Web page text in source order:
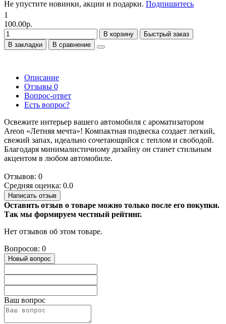
Не упустите новинки, акции и подарки. Подпишитесь
1
100.00р.
В корзину
Быстрый заказ
В закладки
В сравнение
Описание
Отзывы 0
Вопрос-ответ
Есть вопрос?
Освежите интерьер вашего автомобиля с ароматизатором
Areon «Летняя мечта»! Компактная подвеска создает легкий,
свежий запах, идеально сочетающийся с теплом и свободой.
Благодаря минималистичному дизайну он станет стильным
акцентом в любом автомобиле.
Отзывов: 0
Средняя оценка: 0.0
Написать отзыв
Оставить отзыв о товаре можно только после его покупки.
Так мы формируем честный рейтинг.
Нет отзывов об этом товаре.
Вопросов: 0
Новый вопрос
Ваш вопрос